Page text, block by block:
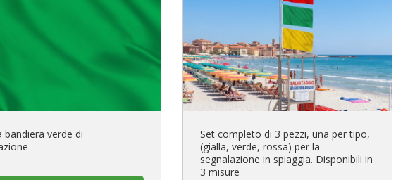
bandiera verde di
Set completo di 3 pezzi, una per tipo,
(gialla, verde, rossa) per la
segnalazione in spiaggia. Disponibili in
3 misure